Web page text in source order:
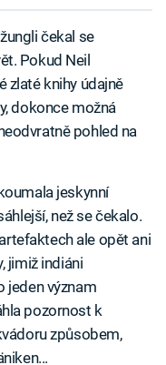
čekal se
Pokud Neil
zlaté knihy údajně
dokonce možná
pohled na
jeskynní
než se čekalo.
ale opět ani
jimiž indiáni
jeden význam
pozornost k
způsobem,